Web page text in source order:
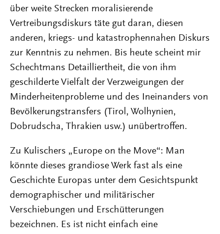
über weite Strecken moralisierende
Vertreibungsdiskurs täte gut daran, diesen
anderen, kriegs- und katastrophennahen Diskurs
zur Kenntnis zu nehmen. Bis heute scheint mir
Schechtmans Detailliertheit, die von ihm
geschilderte Vielfalt der Verzweigungen der
Minderheitenprobleme und des Ineinanders von
Bevölkerungstransfers (Tirol, Wolhynien,
Dobrudscha, Thrakien usw.) unübertroffen.
Zu Kulischers „Europe on the Move“: Man
könnte dieses grandiose Werk fast als eine
Geschichte Europas unter dem Gesichtspunkt
demographischer und militärischer
Verschiebungen und Erschütterungen
bezeichnen. Es ist nicht einfach eine